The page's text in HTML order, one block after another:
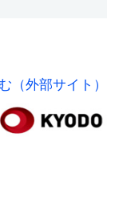
（外部サイト）